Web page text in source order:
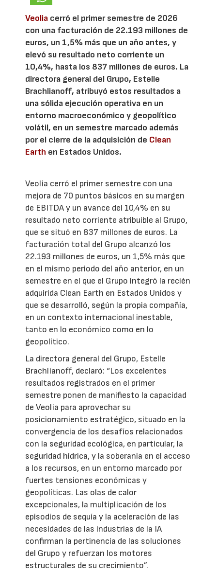
Veolia cerró el primer semestre de 2026
con una facturación de 22.193 millones de
euros, un 1,5% más que un año antes, y
elevó su resultado neto corriente un
10,4%, hasta los 837 millones de euros. La
directora general del Grupo, Estelle
Brachlianoff, atribuyó estos resultados a
una sólida ejecución operativa en un
entorno macroeconómico y geopolítico
volátil, en un semestre marcado además
por el cierre de la adquisición de Clean
Earth en Estados Unidos.
Veolia cerró el primer semestre con una
mejora de 70 puntos básicos en su margen
de EBITDA y un avance del 10,4% en su
resultado neto corriente atribuible al Grupo,
que se situó en 837 millones de euros. La
facturación total del Grupo alcanzó los
22.193 millones de euros, un 1,5% más que
en el mismo periodo del año anterior, en un
semestre en el que el Grupo integró la recién
adquirida Clean Earth en Estados Unidos y
que se desarrolló, según la propia compañía,
en un contexto internacional inestable,
tanto en lo económico como en lo
geopolítico.
La directora general del Grupo, Estelle
Brachlianoff, declaró: “Los excelentes
resultados registrados en el primer
semestre ponen de manifiesto la capacidad
de Veolia para aprovechar su
posicionamiento estratégico, situado en la
convergencia de los desafíos relacionados
con la seguridad ecológica, en particular, la
seguridad hídrica, y la soberanía en el acceso
a los recursos, en un entorno marcado por
fuertes tensiones económicas y
geopolíticas. Las olas de calor
excepcionales, la multiplicación de los
episodios de sequía y la aceleración de las
necesidades de las industrias de la IA
confirman la pertinencia de las soluciones
del Grupo y refuerzan los motores
estructurales de su crecimiento”.